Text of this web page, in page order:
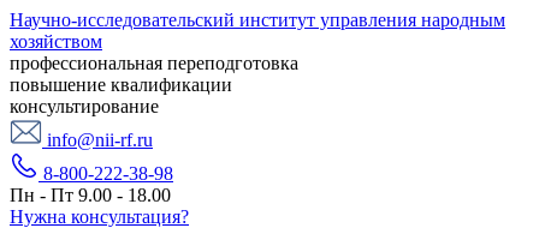
Научно-исследовательский институт управления народным
хозяйством
профессиональная переподготовка
повышение квалификации
консультирование
info@nii-rf.ru
8-800-222-38-98
Пн - Пт 9.00 - 18.00
Нужна консультация?